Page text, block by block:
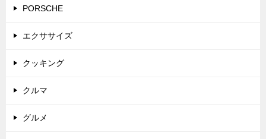
PORSCHE
エクササイズ
クッキング
クルマ
グルメ